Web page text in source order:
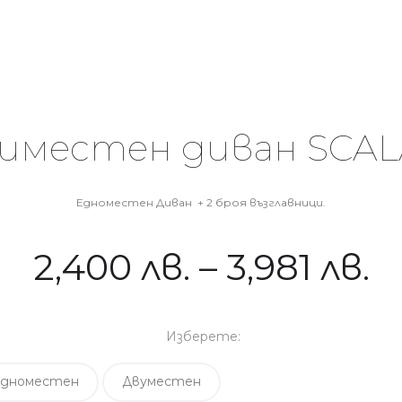
диван
Едноместен Диван + 2 броя възглавници.
2,400 лв. – 3,981 лв.
Изберете:
Двуместен